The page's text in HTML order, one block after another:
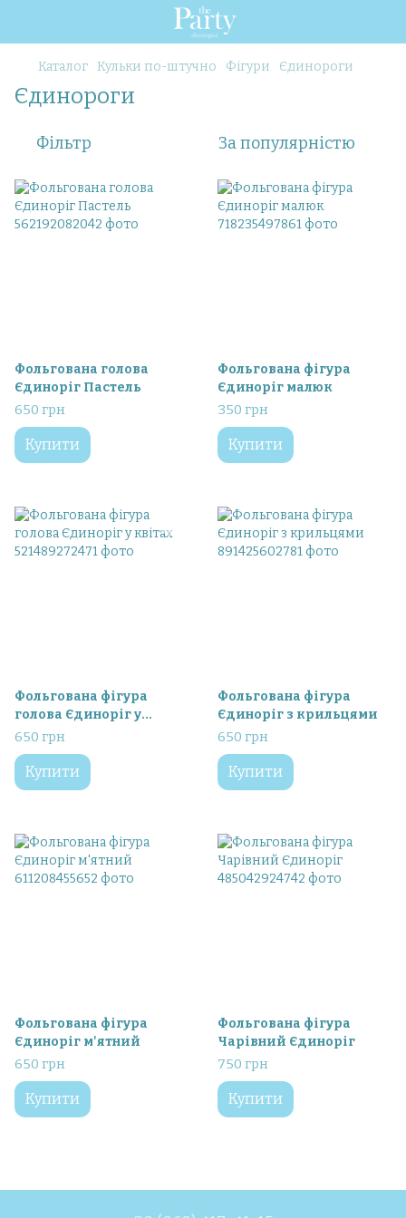
Каталог Кульки по-штучно Фігури Єдинороги
Єдинороги
Фільтр За популярністю
Фольгована голова
Єдиноріг Пастель
650 грн
Купити
Фольгована фігура
Єдиноріг малюк
350 грн
Купити
Фольгована фігура
голова Єдиноріг у
квітах
650 грн
Купити
Фольгована фігура
Єдиноріг з крильцями
650 грн
Купити
Фольгована фігура
Єдиноріг м'ятний
650 грн
Купити
Фольгована фігура
Чарівний Єдиноріг
750 грн
Купити